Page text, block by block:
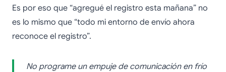
Es por eso que “agregué el registro esta mañana” no
es lo mismo que “todo mi entorno de envío ahora
reconoce el registro”.
No programe un empuje de comunicación en frío